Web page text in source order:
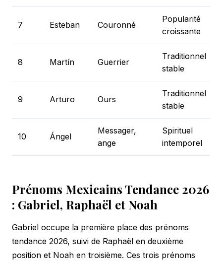
7 Esteban Couronné
Popularité
croissante
8 Martín Guerrier
Traditionnel
stable
9 Arturo Ours
Traditionnel
stable
10 Ángel
Messager,
ange
Spirituel
intemporel
Prénoms Mexicains Tendance 2026
: Gabriel, Raphaël et Noah
Gabriel occupe la première place des prénoms
tendance 2026, suivi de Raphaël en deuxième
position et Noah en troisième. Ces trois prénoms